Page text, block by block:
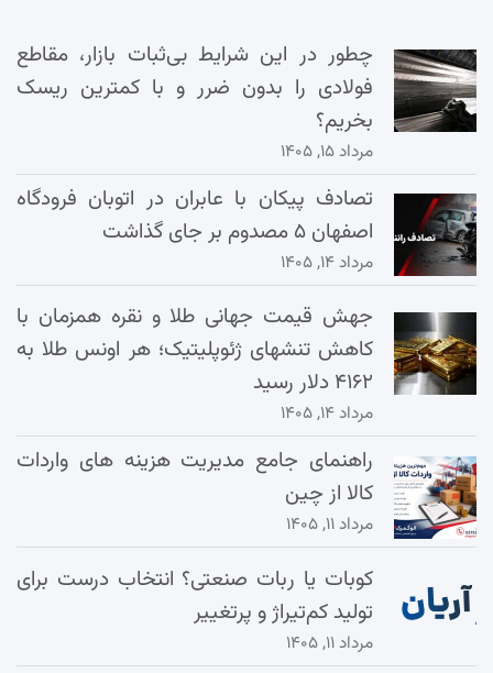
چطور در این شرایط بی‌ثبات بازار، مقاطع
فولادی را بدون ضرر و با کمترین ریسک
بخریم؟
مرداد ۱۵, ۱۴۰۵
تصادف پیکان با عابران در اتوبان فرودگاه
اصفهان ۵ مصدوم بر جای گذاشت
مرداد ۱۴, ۱۴۰۵
جهش قیمت جهانی طلا و نقره همزمان با
کاهش تنشهای ژئوپلیتیک؛ هر اونس طلا به
۴۱۶۲ دلار رسید
مرداد ۱۴, ۱۴۰۵
راهنمای جامع مدیریت هزینه‌ های واردات
کالا از چین
مرداد ۱۱, ۱۴۰۵
کوبات یا ربات صنعتی؟ انتخاب درست برای
تولید کم‌تیراژ و پرتغییر
مرداد ۱۱, ۱۴۰۵